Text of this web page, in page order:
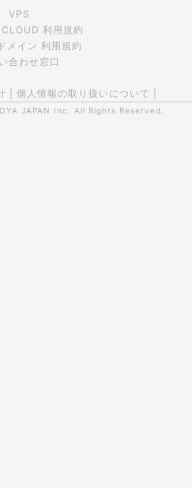
VPS
利用規約
メイン 利用規約
合わせ窓口
個人情報の取り扱いについて
JAPAN Inc. All Rights Reserved.